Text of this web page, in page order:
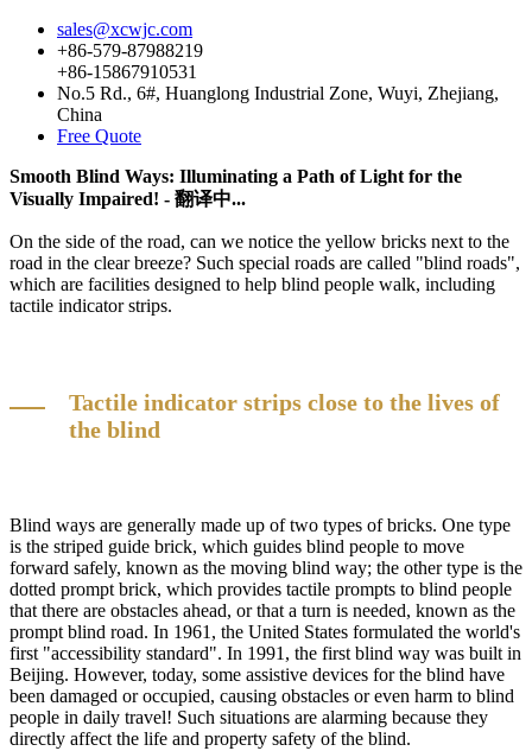
sales@xcwjc.com
+86-579-87988219
+86-15867910531
No.5 Rd., 6#, Huanglong Industrial Zone, Wuyi, Zhejiang,
China
Free Quote
Smooth Blind Ways: Illuminating a Path of Light for the
Visually Impaired! - 翻译中...
On the side of the road, can we notice the yellow bricks next to the
road in the clear breeze? Such special roads are called "blind roads",
which are facilities designed to help blind people walk, including
tactile indicator strips.
Tactile indicator strips close to the lives of
the blind
Blind ways are generally made up of two types of bricks. One type
is the striped guide brick, which guides blind people to move
forward safely, known as the moving blind way; the other type is the
dotted prompt brick, which provides tactile prompts to blind people
that there are obstacles ahead, or that a turn is needed, known as the
prompt blind road. In 1961, the United States formulated the world's
first "accessibility standard". In 1991, the first blind way was built in
Beijing. However, today, some assistive devices for the blind have
been damaged or occupied, causing obstacles or even harm to blind
people in daily travel! Such situations are alarming because they
directly affect the life and property safety of the blind.